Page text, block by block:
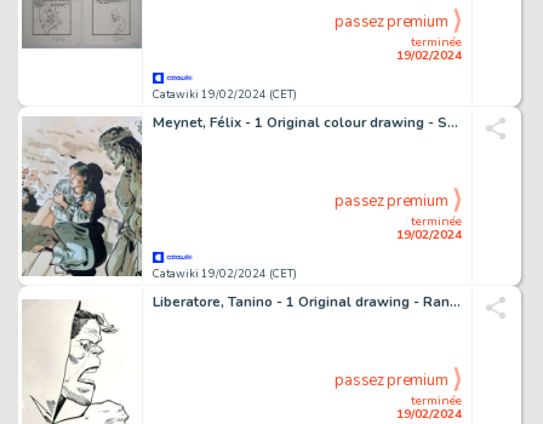
Catawiki 19/02/2024 (CET)
terminée
19/02/2024
passez premium
Meynet, Félix - 1 Original colour drawing - Sauvage
Catawiki 19/02/2024 (CET)
terminée
19/02/2024
passez premium
Liberatore, Tanino - 1 Original drawing - RanXerox
terminée
19/02/2024
passez premium